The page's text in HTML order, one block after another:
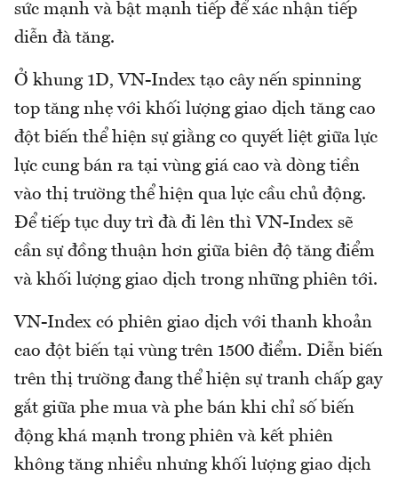
sức mạnh và bật mạnh tiếp để xác nhận tiếp
diễn đà tăng.
Ở khung 1D, VN-Index tạo cây nến spinning
top tăng nhẹ với khối lượng giao dịch tăng cao
đột biến thể hiện sự giằng co quyết liệt giữa lực
lực cung bán ra tại vùng giá cao và dòng tiền
vào thị trường thể hiện qua lực cầu chủ động.
Để tiếp tục duy trì đà đi lên thì VN-Index sẽ
cần sự đồng thuận hơn giữa biên độ tăng điểm
và khối lượng giao dịch trong những phiên tới.
VN-Index có phiên giao dịch với thanh khoản
cao đột biến tại vùng trên 1500 điểm. Diễn biến
trên thị trường đang thể hiện sự tranh chấp gay
gắt giữa phe mua và phe bán khi chỉ số biến
động khá mạnh trong phiên và kết phiên
không tăng nhiều nhưng khối lượng giao dịch